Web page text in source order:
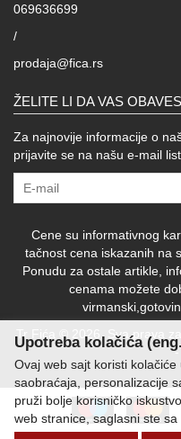
069636699
/
prodaja@fica.rs
ŽELITE LI DA VAS
Za najnovije informacije o
prijavite se na našu e-mail
Cene su informativnog
tačnost cena iskazanih na
Ponudu za ostale artikle,
cenama možete
Tr Fića © 2026. Sva prava
-
Upotreba kolačića
Ovaj web sajt koristi
saobraćaja, personalizacije
pruži bolje korisničko
web stranice, saglasni ste sa